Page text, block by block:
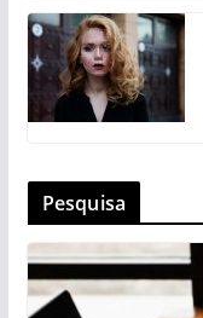
Pesquisa